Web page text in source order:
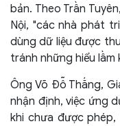
bản. Theo Trần
Nội, "các nhà phát
dùng dữ liệu được
tránh những hiểu
Ông Võ Đỗ Thắng,
nhận định, việc ứng
khi chưa được